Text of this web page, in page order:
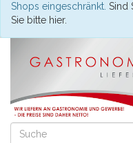
Shops eingeschränkt. Sind
Sie bitte hier.